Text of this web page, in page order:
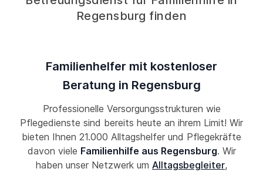
Regensburg finden
Familienhelfer mit kostenloser
Beratung in Regensburg
Professionelle Versorgungsstrukturen wie
Pflegedienste sind bereits heute an ihrem Limit! Wir
bieten Ihnen 21.000 Alltagshelfer und Pflegekräfte
davon viele Familienhilfe aus Regensburg. Wir
haben unser Netzwerk um Alltagsbegleiter,